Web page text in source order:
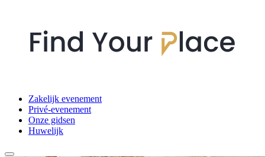
Zakelijk evenement
Privé-evenement
Onze gidsen
Huwelijk